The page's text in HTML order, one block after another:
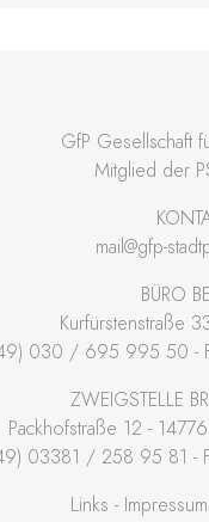
GfP Gesellschaft
Mitglied der
mail@gfp-
BÜRO
Kurfürstenstraße
030 / 695 995 50 -
ZWEIGSTELLE
Packhofstraße 12 -
03381 / 258 95 81 -
Links
Impressum